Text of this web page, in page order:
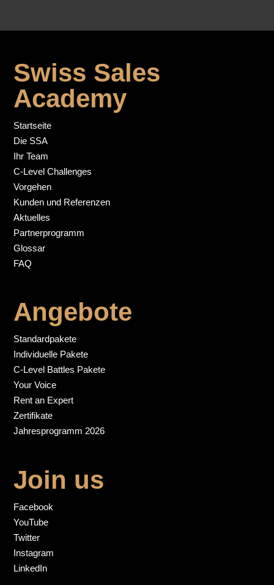
Swiss Sales
Academy
Startseite
Die SSA
Ihr Team
C-Level Challenges
Vorgehen
Kunden und Referenzen
Aktuelles
Partnerprogramm
Glossar
FAQ
Angebote
Standardpakete
Individuelle Pakete
C-Level Battles Pakete
Your Voice
Rent an Expert
Zertifikate
Jahresprogramm 2026
Join us
Facebook
YouTube
Twitter
Instagram
LinkedIn